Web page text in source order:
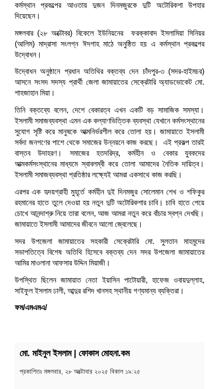
কর্মস্থান প্রকল্পের আওতায় দুজন দিনমজুরকে দুটি অটোরিকশা উপহার
দিয়েছেন।
মঙ্গলবার (২৮ অক্টোবর) বিকেলে ইউনিয়নের ফরক্কাবাদ ইসলামিয়া সিনিয়র
(আলিম) মাদ্রাসা সংলগ্ন ঈদগাহ মাঠে অনুষ্ঠিত হয় এ কর্মস্থান প্রকল্পের
উদ্বোধন।
উদ্বোধন অনুষ্ঠানে প্রধান অতিথির বক্তব্য দেন চাঁদপুর-৩ (সদর-হাইমচর)
আসনে সংসদ সদস্য প্রার্থী জেলা জামায়াতের সেক্রেটারি অ্যাডভোকেট মো.
শাহজাহান মিয়া।
তিনি বক্তব্যে বলেন, দেশে বেকারত্ব এখন একটি বড় সামাজিক সমস্যা।
ইসলামী সমাজব্যবস্থা এমন এক কল্যাণভিত্তিক ব্যবস্থা যেখানে কর্মসংস্থানের
সুযোগ সৃষ্টি করে মানুষকে আত্মনির্ভরশীল করে তোলা হয়। জামায়াতে ইসলামী
সর্বদা জনগণের পাশে থেকে সমাজের উন্নয়নে কাজ করছে। এই প্রকল্প তারই
বাস্তব উদাহরণ। সমাজের হতদরিদ্র, কর্মহীন ও বেকার যুবকদের
আত্মকর্মসংস্থানের মাধ্যমে স্বাবলম্বী করে তোলা আমাদের নৈতিক দায়িত্ব।
ইসলামী সমাজব্যবস্থা প্রতিষ্ঠার লক্ষ্যেই আমরা একসাথে কাজ করছি।
এরপর এক হৃদয়গ্রাহী মুহূর্তে কর্মহীন দুই দিনমজুর সোলেমান শেখ ও শফিকুর
রহমানের হাতে তুলে দেওয়া হয় নতুন দুটি অটোরিকশার চাবি। চাবি হাতে পেয়ে
চোখে আনন্দাশ্রু নিয়ে তারা বলেন, আজ আমরা নতুন করে বাঁচার স্বপ্ন দেখছি।
জামায়াতে ইসলামী আমাদের জীবনে আলো জ্বেলেছে।
সদর উপজেলা জামায়াতের সহকারী সেক্রেটারি মো. সুলতান মাহমুদের
সভাপতিত্বে বিশেষ অতিথি হিসেবে বক্তব্য দেন সদর উপজেলা জামায়াতের
আমির মাওলানা আফসার উদ্দিন মিয়াজী।
উপস্থিত ছিলেন জামায়াত নেতা ইয়াসিন পাটোয়ারী, হাফেজ ওবায়দুল্লাহ,
সাইফুল ইসলাম ঢালী, আব্দুর রশিদ খানসহ স্থানীয় গণ্যমান্য ব্যক্তিরা।
ফম/এমএমএ/
মো. মাইনুল ইসলাম | ফোকাস মোহনা.কম
প্রকাশিতঃ মঙ্গলবার, ২৮ অক্টোবার ২০২৫ বিকাল ১৯:২৫